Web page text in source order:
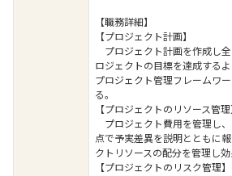
【職務詳細】
【プロジェクト計画】
プロジェクト計画を作成し
ロジェクトの目標を達成する
プロジェクト管理フレームワ
る。
【プロジェクトのリソース管理
プロジェクト費用を管理し
点で予実差異を説明とともに
クトリソースの配分を管理し効
【プロジェクトのリスク管理】